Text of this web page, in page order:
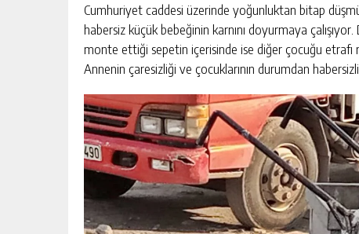
Cumhuriyet caddesi üzerinde yoğunluktan bitap
habersiz küçük bebeğinin karnını doyurmaya
monte ettiği sepetin içerisinde ise diğer çocuğu etrafı
Annenin çaresizliği ve çocuklarının durumdan